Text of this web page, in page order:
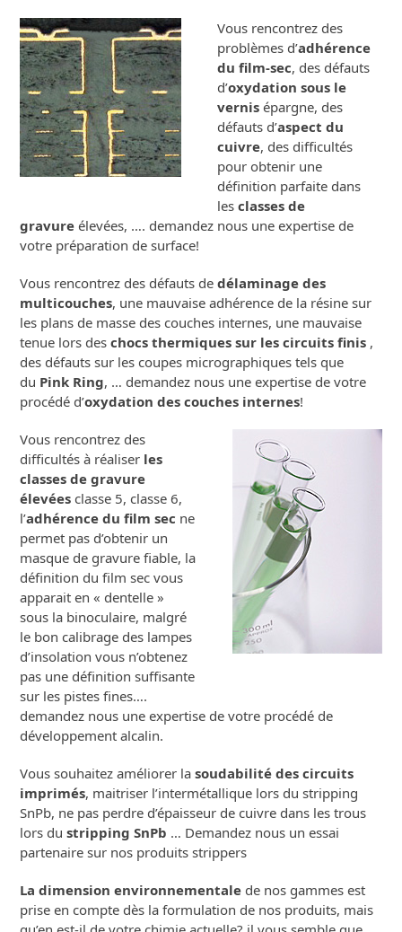
Vous rencontrez des
problèmes d’adhérence
du film-sec, des défauts
d’oxydation sous le
vernis épargne, des
défauts d’aspect du
cuivre, des difficultés
pour obtenir une
définition parfaite dans
lesclasses de
gravure élevées, …. demandez nous une expertise de
votre préparation de surface!
Vous rencontrez des défauts dedélaminage des
multicouches, une mauvaise adhérence de la résine sur
les plans de masse des couches internes, une mauvaise
tenue lors deschocs thermiques sur les circuits finis ,
des défauts sur les coupes micrographiques tels que
du Pink Ring, … demandez nous une expertise de votre
procédé d’oxydation des couches internes!
Vous rencontrez des
difficultés à réaliser les
classes de gravure
élevées classe 5, classe 6,
l’adhérence du film sec ne
permet pas d’obtenir un
masque de gravure fiable, la
définition du film sec vous
apparait en « dentelle »
sous la binoculaire, malgré
le bon calibrage des lampes
d’insolation vous n’obtenez
pas une définition suffisante
sur les pistes fines….
demandez nous une expertise de votre procédé de
développement alcalin.
Vous souhaitez améliorer lasoudabilité des circuits
imprimés, maitriser l’intermétallique lors du stripping
SnPb, ne pas perdre d’épaisseur de cuivre dans les trous
lors dustripping SnPb … Demandez nous un essai
partenaire sur nos produits strippers
La dimension environnementale de nos gammes est
prise en compte dès la formulation de nos produits, mais